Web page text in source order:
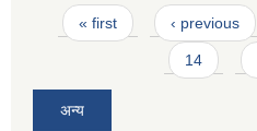
Pages
« first ‹ previous
14
अन्य